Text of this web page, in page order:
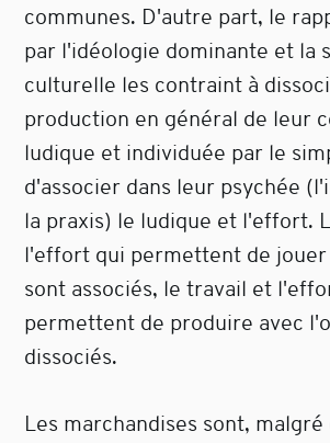
communes. D'autre part, le
par l'idéologie dominante et la
culturelle les contraint à
production en général de leur
ludique et individuée par le
d'associer dans leur psychée
la praxis) le ludique et l'effort.
l'effort qui permettent de jouer
sont associés, le travail et
permettent de produire avec
dissociés.
Les marchandises sont,